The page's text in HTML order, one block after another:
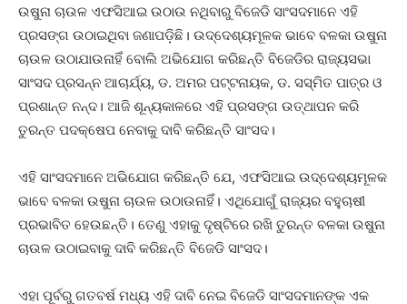
ଉଷୁନା ଚାଉଳ ଏଫସିଆଇ ଉଠାଉ ନଥିବାରୁ ବିଜେଡି ସାଂସଦମାନେ ଏହି
ପ୍ରସଙ୍ଗ ଉଠାଇଥିବା ଜଣାପଡ଼ିଛି। ଉଦ୍ଦେଶ୍ୟମୂଳକ ଭାବେ ବଳକା ଉଷୁନା
ଚାଉଳ ଉଠାଯାଉନାହିଁ ବୋଲି ଅଭିଯୋଗ କରିଛନ୍ତି ବିଜେଡିର ରାଜ୍ୟସଭା
ସାଂସଦ ପ୍ରସନ୍ନ ଆଚାର୍ଯ୍ୟ, ଡ. ଅମର ପଟ୍ଟନାୟକ, ଡ. ସସ୍ମିତ ପାତ୍ର ଓ
ପ୍ରଶାନ୍ତ ନନ୍ଦ। ଆଜି ଶୂନ୍ୟକାଳରେ ଏହି ପ୍ରସଙ୍ଗ ଉତ୍ଥାପନ କରି
ତୁରନ୍ତ ପଦକ୍ଷେପ ନେବାକୁ ଦାବି କରିଛନ୍ତି ସାଂସଦ।
ଏହି ସାଂସଦମାନେ ଅଭିଯୋଗ କରିଛନ୍ତି ଯେ, ଏଫସିଆଇ ଉଦ୍ଦେଶ୍ୟମୂଳକ
ଭାବେ ବଳକା ଉଷୁନା ଚାଉଳ ଉଠାଉନାହିଁ। ଏଥିଯୋଗୁଁ ରାଜ୍ୟର ବହୁଚାଷୀ
ପ୍ରଭାବିତ ହେଉଛନ୍ତି। ତେଣୁ ଏହାକୁ ଦୃଷ୍ଟିରେ ରଖି ତୁରନ୍ତ ବଳକା ଉଷୁନା
ଚାଉଳ ଉଠାଇବାକୁ ଦାବି କରିଛନ୍ତି ବିଜେଡି ସାଂସଦ।
ଏହା ପୂର୍ବରୁ ଗତବର୍ଷ ମଧ୍ୟ ଏହି ଦାବି ନେଇ ବିଜେଡି ସାଂସଦମାନଙ୍କ ଏକ